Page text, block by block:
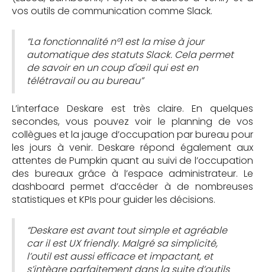
vos outils de communication comme Slack.
“La fonctionnalité n°1 est la mise à jour
automatique des statuts Slack. Cela permet
de savoir en un coup d'œil qui est en
télétravail ou au bureau”
L’interface Deskare est très claire. En quelques
secondes, vous pouvez voir le planning de vos
collègues et la jauge d’occupation par bureau pour
les jours à venir. Deskare répond également aux
attentes de Pumpkin quant au suivi de l’occupation
des bureaux grâce à l’espace administrateur. Le
dashboard permet d’accéder à de nombreuses
statistiques et KPIs pour guider les décisions.
“Deskare est avant tout simple et agréable
car il est UX friendly. Malgré sa simplicité,
l’outil est aussi efficace et impactant, et